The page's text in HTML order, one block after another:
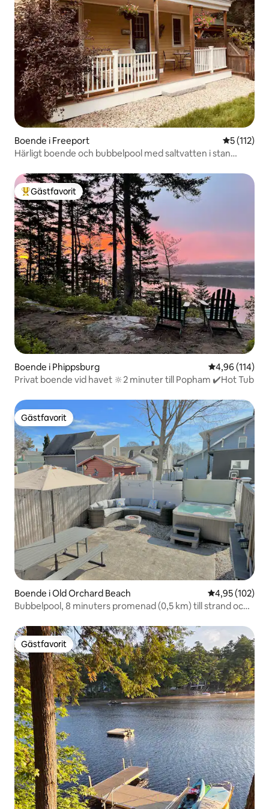
Boende i Freeport 5 av 5 i
5 (112)
Härligt boende och bubbelpool med saltvatten i stan
Populär gästfavorit
Gästfavorit
Boende i Phippsburg 4,96 av 5 i
4,96 (114)
Privat boende vid havet 🔆2 minuter till Popham ✔️Hot Tub
Gästfavorit
Gästfavorit
Boende i Old Orchard Beach 4,95 av 5 i
4,95 (102)
Bubbelpool, 8 minuters promenad (0,5 km) till strand och
Gästfavorit
Gästfavorit